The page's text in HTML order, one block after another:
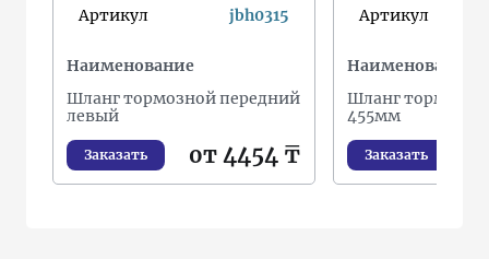
Артикул
jbh0315
Наименование
Шланг тормозной передний
левый
Заказать от 4454 ₸
Артикул
Наименование
Шланг
455мм
Заказать